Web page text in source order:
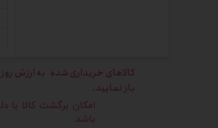
کالاهای خریداریشده به ارزش روز
باز نمایید.
امکان برگشت کالا با
باشد.